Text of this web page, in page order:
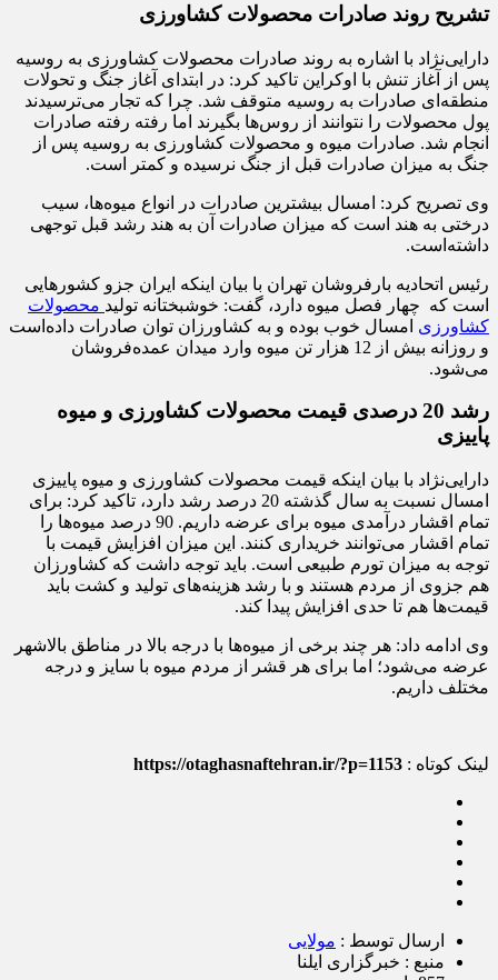
تشریح روند صادرات محصولات کشاورزی
دارایی‌نژاد با اشاره به روند صادرات محصولات کشاورزی به روسیه
پس از آغاز تنش با اوکراین تاکید کرد: در ابتدای آغاز جنگ و تحولات
منطقه‌ای صادرات به روسیه متوقف شد. چرا که تجار می‌ترسیدند
پول محصولات را نتوانند از روس‌ها بگیرند اما رفته رفته صادرات
انجام شد. صادرات میوه و محصولات کشاورزی به روسیه پس از
جنگ به میزان صادرات قبل از جنگ نرسیده‌ و کمتر است.
وی تصریح کرد: امسال بیشترین صادرات در انواع میوه‌ها، سیب
درختی به هند است که میزان صادرات آن به هند رشد قبل توجهی
داشته‌است.
رئیس اتحادیه بارفروشان تهران با بیان اینکه ایران جزو کشورهایی
است که چهار فصل میوه دارد، گفت: خوشبختانه تولید محصولات
کشاورزی امسال خوب بوده و به کشاورزان توان صادرات داده‌است
و روزانه بیش از 12 هزار تن میوه وارد میدان عمده‌فروشان
می‌شود.
رشد 20 درصدی قیمت محصولات کشاورزی و میوه
پاییزی
دارایی‌نژاد با بیان اینکه قیمت محصولات کشاورزی و میوه پاییزی
امسال نسبت به سال گذشته 20 درصد رشد دارد، تاکید کرد: برای
تمام اقشار درآمدی میوه برای عرضه داریم. 90 درصد میوه‌ها را
تمام اقشار می‌توانند خریداری کنند. این میزان افزایش قیمت با
توجه به میزان تورم طبیعی است. باید توجه داشت که کشاورزان
هم جزوی از مردم هستند و با رشد هزینه‌های تولید و کشت باید
قیمت‌ها هم تا حدی افزایش پیدا کند.
وی ادامه داد: هر چند برخی از میوه‌ها با درجه بالا در مناطق بالاشهر
عرضه می‌شود؛ اما برای هر قشر از مردم میوه با سایز و درجه
مختلف داریم.
لینک کوتاه : https://otaghasnaftehran.ir/?p=1153
ارسال توسط : مولایی
منبع : خبرگزاری ایلنا